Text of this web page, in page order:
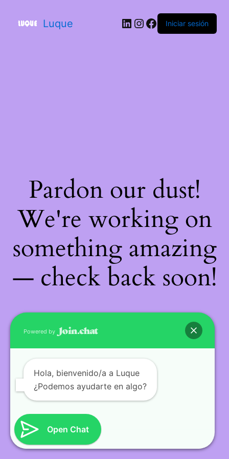
Luque Iniciar sesión
Pardon our dust!
We're working on
something amazing
— check back soon!
Powered by
Hola, bienvenido/a a Luque
¿Podemos ayudarte en algo?
Open Chat